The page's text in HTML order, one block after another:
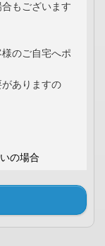
もございます
のご自宅へポ
ありますの
の場合